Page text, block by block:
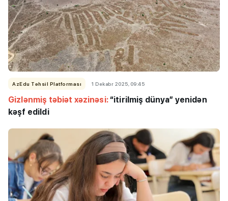
AzEdu Təhsil Platforması 1 Dekabr 2025, 09:45
Gizlənmiş təbiət xəzinəsi:“itirilmiş dünya” yenidən
kəşf edildi